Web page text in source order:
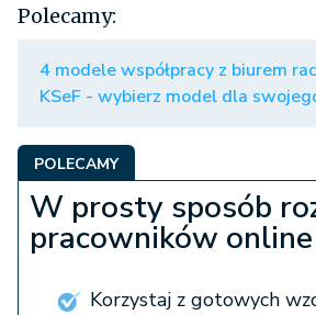
Polecamy:
4 modele współpracy z biurem
KSeF - wybierz model dla
POLECAMY
W prosty sposób
pracowników online
Korzystaj z gotowych